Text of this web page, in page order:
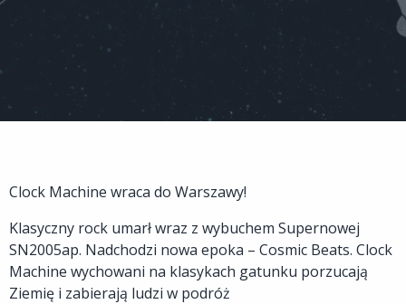
Clock Machine wraca do Warszawy!
Klasyczny rock umarł wraz z wybuchem Supernowej
SN2005ap. Nadchodzi nowa epoka – Cosmic Beats. Clock
Machine wychowani na klasykach gatunku porzucają
Ziemię i zabierają ludzi w podróż